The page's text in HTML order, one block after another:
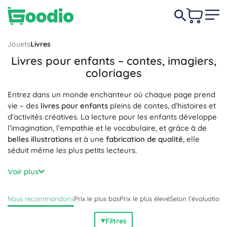
JouetsLivres
Livres pour enfants – contes, imagiers,
coloriages
Entrez dans un monde enchanteur où chaque page prend
vie – des livres pour enfants pleins de contes, d’histoires et
d’activités créatives. La lecture pour les enfants développe
l’imagination, l’empathie et le vocabulaire, et grâce à de
belles illustrations et à une fabrication de qualité, elle
séduit même les plus petits lecteurs.
Vous trouverez au choix des histoires du soir, des
pour tout-petits
documentaires pour enfants, des encyclopédies jeunesse,
des livres interactifs avec autocollants et rabats, ainsi que
coloriageset cahiers d’activités. Des
Voir plus
Nous recommandonsPrix le plus basPrix le plus élevéSelon l'évaluation
Filtres